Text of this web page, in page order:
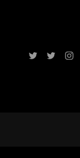
TwitterRadio